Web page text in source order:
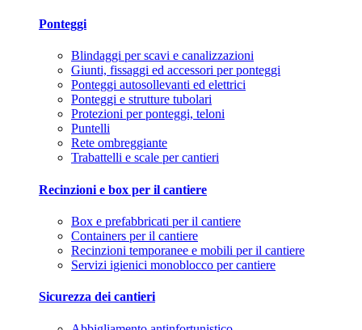
Ponteggi
Blindaggi per scavi e canalizzazioni
Giunti, fissaggi ed accessori per ponteggi
Ponteggi autosollevanti ed elettrici
Ponteggi e strutture tubolari
Protezioni per ponteggi, teloni
Puntelli
Rete ombreggiante
Trabattelli e scale per cantieri
Recinzioni e box per il cantiere
Box e prefabbricati per il cantiere
Containers per il cantiere
Recinzioni temporanee e mobili per il cantiere
Servizi igienici monoblocco per cantiere
Sicurezza dei cantieri